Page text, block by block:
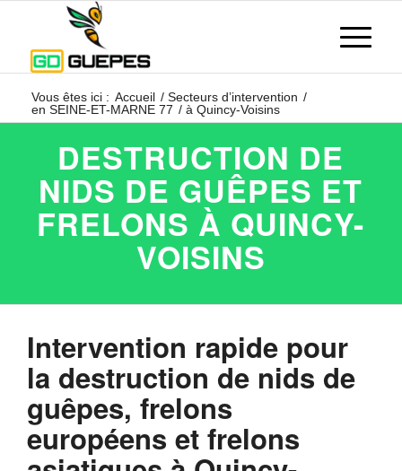
Vous êtes ici : Accueil / Secteurs d’intervention /
en SEINE-ET-MARNE 77 / à Quincy-Voisins
DESTRUCTION DE
NIDS DE GUÊPES ET
FRELONS À QUINCY-
VOISINS
Intervention rapide pour
la destruction de nids de
guêpes, frelons
européens et frelons